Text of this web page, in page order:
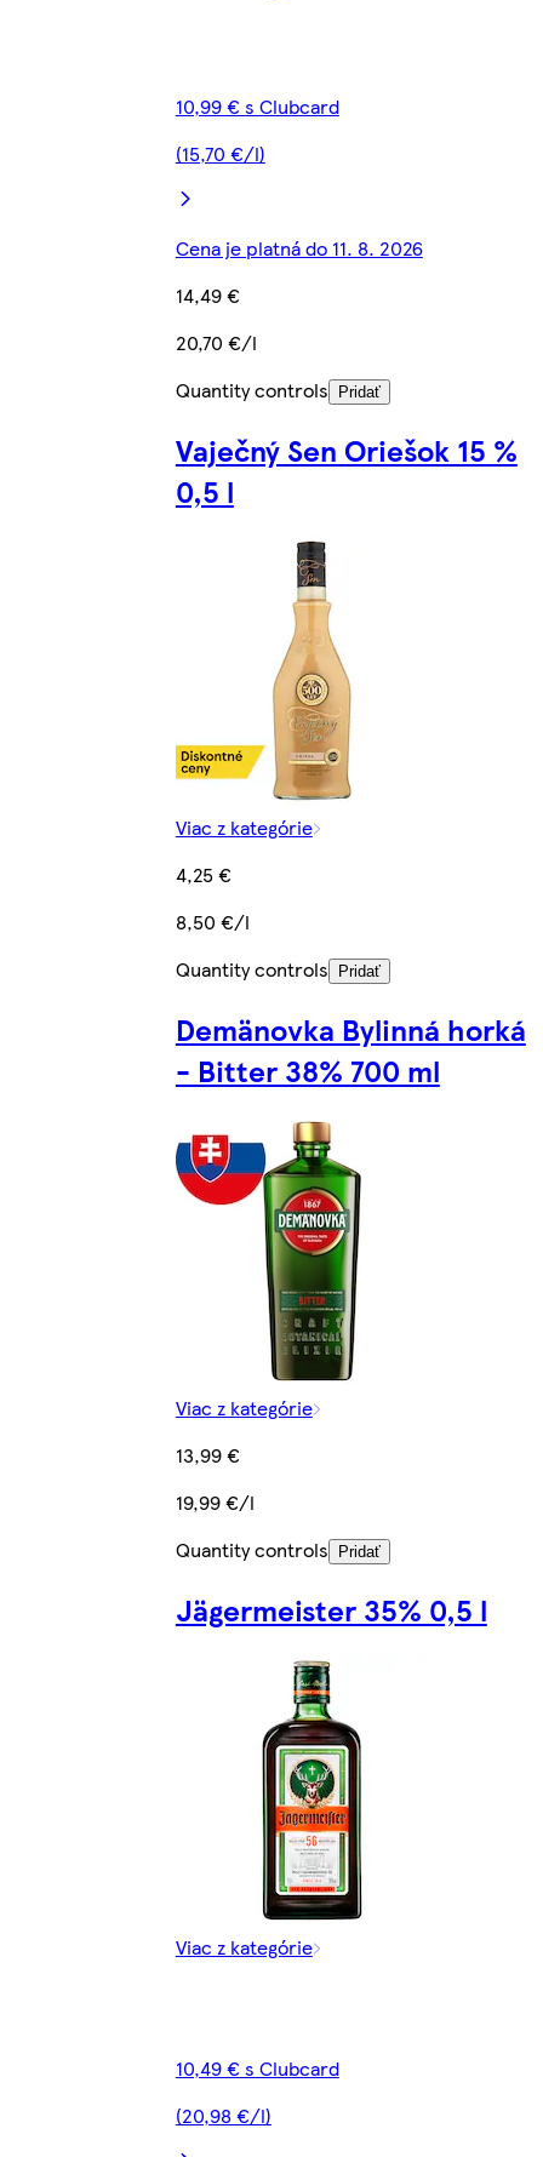
10,99 € s Clubcard
(15,70 €/l)
Cena je platná do 11. 8. 2026
14,49 €
20,70 €/l
Quantity controls
Pridať
Vaječný Sen Oriešok 15 %
0,5 l
Viac z kategórie
4,25 €
8,50 €/l
Quantity controls
Pridať
Demänovka Bylinná horká
- Bitter 38% 700 ml
Viac z kategórie
13,99 €
19,99 €/l
Quantity controls
Pridať
Jägermeister 35% 0,5 l
Viac z kategórie
10,49 € s Clubcard
(20,98 €/l)